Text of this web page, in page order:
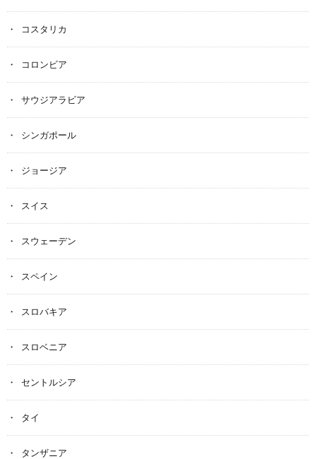
コスタリカ
コロンビア
サウジアラビア
シンガポール
ジョージア
スイス
スウェーデン
スペイン
スロバキア
スロベニア
セントルシア
タイ
タンザニア